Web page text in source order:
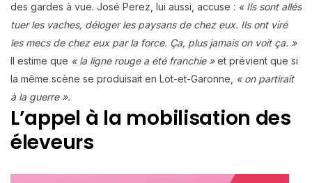
des gardes à vue. José Perez, lui aussi, accuse : « Ils sont allés
tuer les vaches, déloger les paysans de chez eux. Ils ont viré
les mecs de chez eux par la force. Ça, plus jamais on voit ça. »
Il estime que « la ligne rouge a été franchie »et prévient que si
la même scène se produisait en Lot-et-Garonne, « on partirait
à la guerre ».
L’appel à la mobilisation des
éleveurs